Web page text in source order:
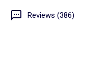
Reviews (386)